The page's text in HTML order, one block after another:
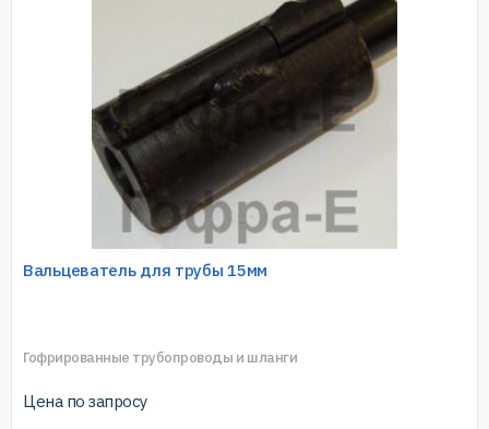
Вальцеватель для трубы 15мм
Гофрированные трубопроводы и шланги
Цена по запросу